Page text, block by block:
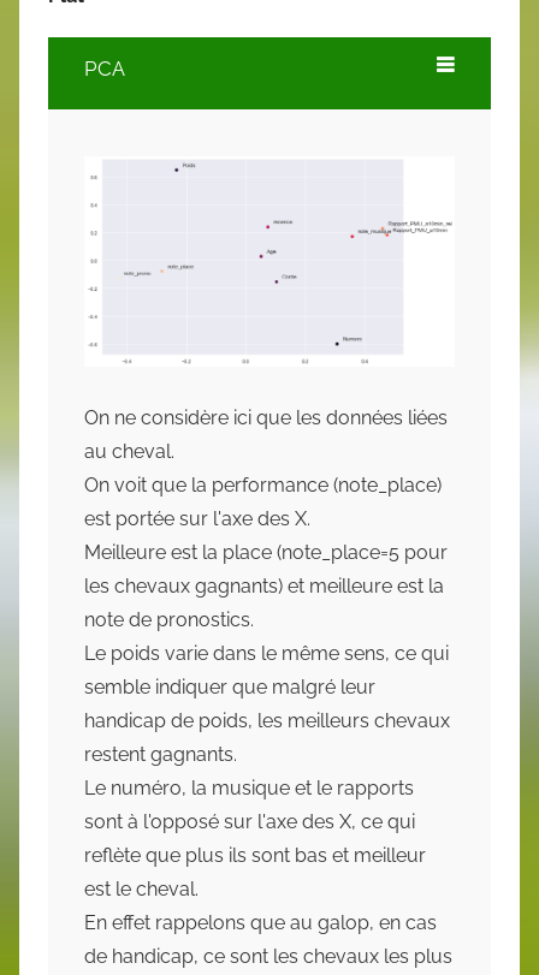
PCA
On ne considère ici que les données liées
au cheval.
On voit que la performance (note_place)
est portée sur l'axe des X.
Meilleure est la place (note_place=5 pour
les chevaux gagnants) et meilleure est la
note de pronostics.
Le poids varie dans le même sens, ce qui
semble indiquer que malgré leur
handicap de poids, les meilleurs chevaux
restent gagnants.
Le numéro, la musique et le rapports
sont à l'opposé sur l'axe des X, ce qui
reflète que plus ils sont bas et meilleur
est le cheval.
En effet rappelons que au galop, en cas
de handicap, ce sont les chevaux les plus